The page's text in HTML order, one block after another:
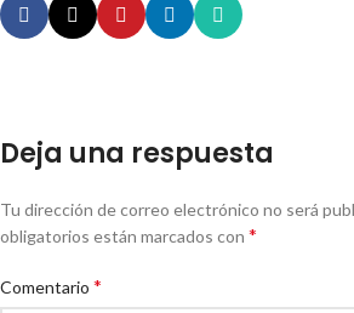
Deja una respuesta
Tu dirección de correo electrónico no será
obligatorios están marcados con *
Comentario *